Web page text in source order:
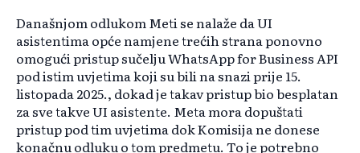
Današnjom odlukom Meti se nalaže da UI
asistentima opće namjene trećih strana ponovno
omogući pristup sučelju WhatsApp for Business API
pod istim uvjetima koji su bili na snazi prije 15.
listopada 2025., dokad je takav pristup bio besplatan
za sve takve UI asistente. Meta mora dopuštati
pristup pod tim uvjetima dok Komisija ne donese
konačnu odluku o tom predmetu. To je potrebno